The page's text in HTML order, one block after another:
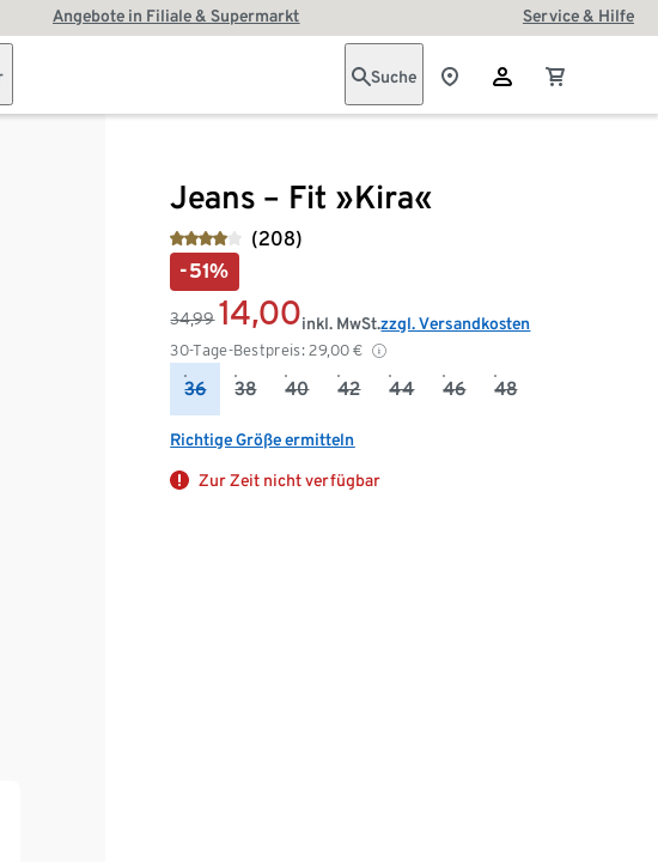
Angebote in Filiale & Supermarkt Service & Hilfe
Suche
Jeans – Fit »Kira«
(208)
-51%
34,99 14,00
30-Tage-Bestpreis: 29,00 €
inkl. MwSt.zzgl. Versandkosten
36 38 40 42 44 46 48
Richtige Größe ermitteln
Zur Zeit nicht verfügbar